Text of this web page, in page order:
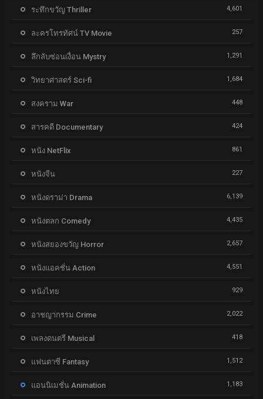
ระทึกขวัญ Thriller 4,601
ละครโทรทัศน์ TV Movie 257
ลึกลับซ่อนเงื่อน Mystry 1,291
วิทยาศาสตร์ Sci-fi 1,684
สงคราม War 448
สารคดี Documentary 424
หนัง NetFlix 861
หนังจีน 227
หนังดราม่า Drama 6,139
หนังตลก Comedy 4,435
หนังสยองขวัญ Horror 2,657
หนังแอคชั่น Action 4,551
หนังไทย 929
อาชญากรรม Crime 2,022
เพลงดนตรี Musical 418
แฟนตาซี Fantasy 1,512
แอนนิเมชั่น Animation 1,183